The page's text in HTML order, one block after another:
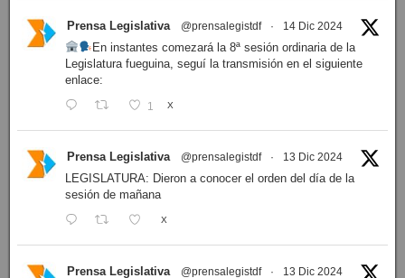
Prensa Legislativa @prensalegistdf · 14 Dic 2024
En instantes comezará la 8ª sesión ordinaria de la
Legislatura fueguina, seguí la transmisión en el siguiente
enlace:
1 X
Prensa Legislativa @prensalegistdf · 13 Dic 2024
LEGISLATURA: Dieron a conocer el orden del día de la
sesión de mañana
X
Prensa Legislativa @prensalegistdf · 13 Dic 2024